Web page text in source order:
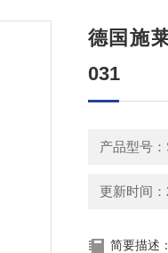
德国施
031
产品型号：
更新时间
简要描述：